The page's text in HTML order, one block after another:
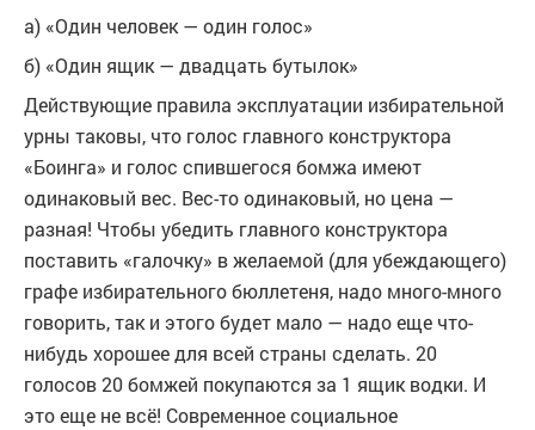
а) «Один человек — один голос»
б) «Один ящик — двадцать бутылок»
Действующие правила эксплуатации избирательной
урны таковы, что голос главного конструктора
«Боинга» и голос спившегося бомжа имеют
одинаковый вес. Вес-то одинаковый, но цена —
разная! Чтобы убедить главного конструктора
поставить «галочку» в желаемой (для убеждающего)
графе избирательного бюллетеня, надо много-много
говорить, так и этого будет мало — надо еще что-
нибудь хорошее для всей страны сделать. 20
голосов 20 бомжей покупаются за 1 ящик водки. И
это еще не всё! Современное социальное